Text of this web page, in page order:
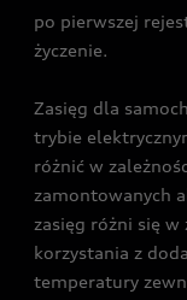
po pierwszej
życzenie.
Zasięg dla
trybie
różnić w
zamontowanych
zasięg różni się
korzystania z
temperatury